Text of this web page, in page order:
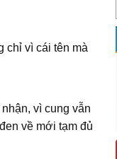
chỉ vì cái tên mà
vì cung vẫn
về mới tạm đủ